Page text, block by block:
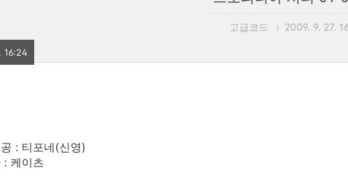
고급코드 2009. 9. 27.
16:24
: 티포네(신영)
: 케이츠